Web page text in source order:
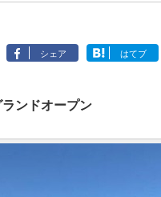
シェア はてブ
ンドオープン